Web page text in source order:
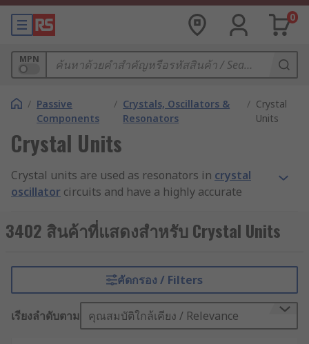
0
MPN
/ Passive
Components
/ Crystals, Oscillators &
Resonators
/ Crystal
Units
Crystal Units
Crystal units are used as resonators in crystal
oscillator circuits and have a highly accurate
They come in a wide range of frequencies and
provide the clock source. Specifications include
capacitance and series resistance. The mode of
oscillation in the resonance frequency operation
is specified at the fundamental frequency or the
third overtone.
3402 สินค้าที่แสดงสำหรับ Crystal Units
คัดกรอง / Filters
เรียงลำดับตาม คุณสมบัติใกล้เคียง / Relevance